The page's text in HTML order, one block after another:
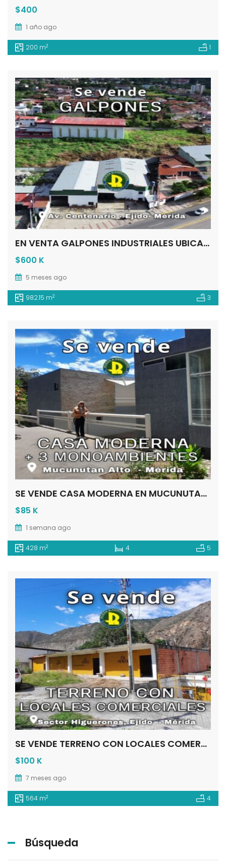
$400
1 año ago
200 m2 1
EN VENTA GALPONES INDUSTRIALES UBICADOS EN LA AV CENTENARIO EJIDO – MÉRIDA – VE
$600 K
5 meses ago
982.15 m2 3
SE VENDE CASA MODERNA EN MUCUNUTAN MÉRIDA VE
$85 K
1 semana ago
428 m2 4 5
SE VENDE TERRENO CON LOCALES COMERCIALES SECTOR LOS HIGUERONES EJIDO – MÉRIDA
$100 K
7 meses ago
564 m2 4
Búsqueda